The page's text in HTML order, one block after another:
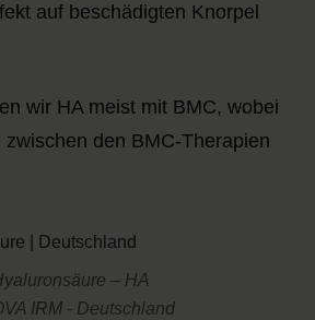
auf beschädigten Knorpel
wir HA meist mit BMC, wobei
zwischen den BMC-Therapien
– HA
IRM - Deutschland